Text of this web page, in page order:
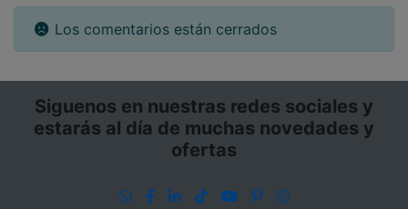
Los comentarios están cerrados
Siguenos en nuestras redes sociales y
estarás al día de muchas novedades y
ofertas
WhatsApp
Facebook
LinkedIn
TikTokYouTube
PinterestInstagram